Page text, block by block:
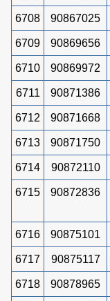
6708 90867025
6709 90869656
6710 90869972
6711 90871386
6712 90871668
6713 90871750
6714 90872110
6715 90872836
6716 90875101
6717 90875117
6718 90878965